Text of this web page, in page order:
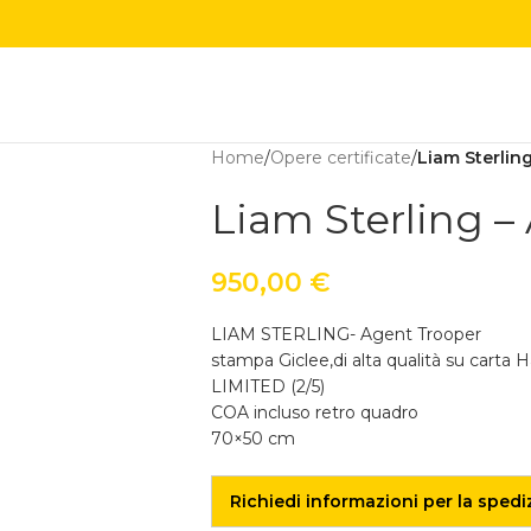
Home/Opere certificate/Liam
Liam Sterling
950,00 €
LIAM STERLING- Agent Trooper
stampa Giclee,di alta qualità su carta
LIMITED (2/5)
COA incluso retro quadro
70×50 cm
Richiedi informazioni per la